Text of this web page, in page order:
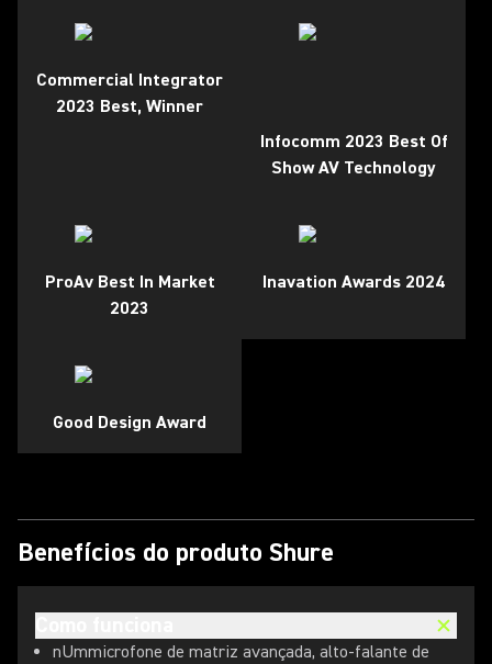
Commercial Integrator
2023 Best, Winner
Infocomm 2023 Best Of
Show AV Technology
ProAv Best In Market
2023
Inavation Awards 2024
Good Design Award
Benefícios do produto Shure
nUmmicrofone de matriz avançada, alto-falante de